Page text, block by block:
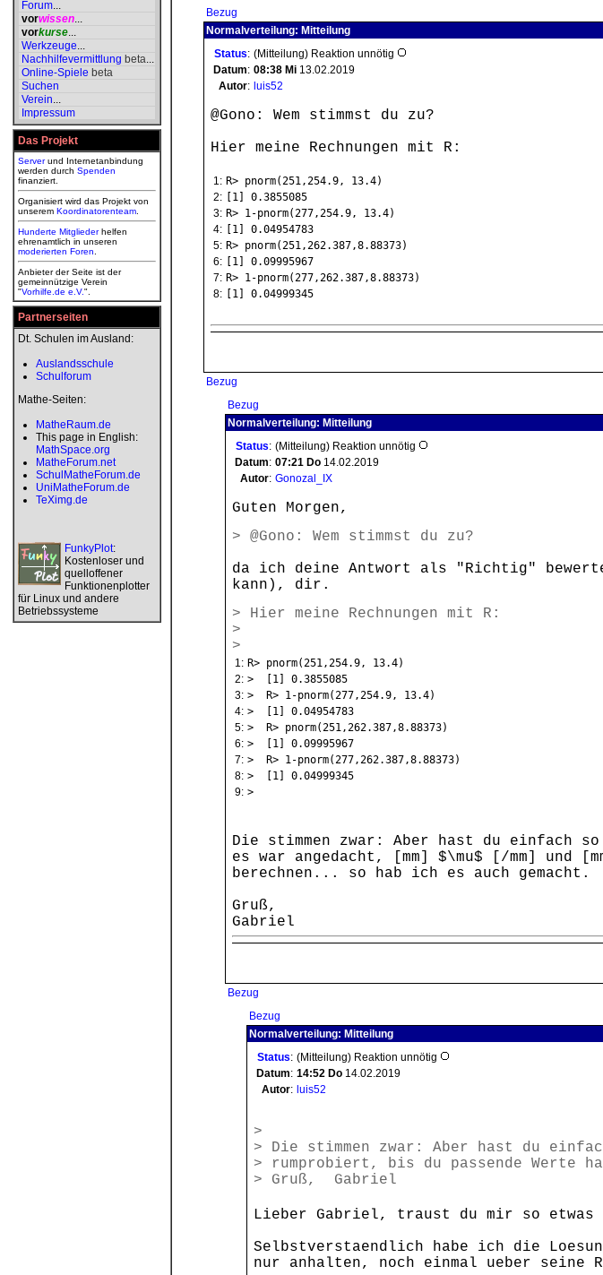
Forum...
vorwissen...
vorkurse...
Werkzeuge...
Nachhilfevermittlung beta...
Online-Spiele beta
Suchen
Verein...
Impressum
Das Projekt
Serverund Internetanbindung
werden durch Spenden
finanziert.
Organisiert wird das Projekt von
unserem Koordinatorenteam
Hunderte Mitgliederhelfen
ehrenamtlich in unseren
moderierten Foren
Anbieter der Seite ist der
gemeinnützige Verein
"Vorhilfe.de e.V.".
Partnerseiten
Dt. Schulen im Ausland:
Auslandsschule
Schulforum
Mathe-Seiten:
MatheRaum.de
This page in English:
MathSpace.org
MatheForum.net
SchulMatheForum.de
UniMatheForum.de
TeXimg.de
FunkyPlot:
Kostenloser und
quelloffener
Funktionenplotter
für Linux und andere
Betriebssysteme
Bezug
Normalverteilung: Mitteilung
Status: (Mitteilung) Reaktion unnötig
Datum: 08:38 Mi 13.02.2019
Autor: luis52
@Gono: Wem stimmst du zu?
Hier meine Rechnungen mit R:
1: R> pnorm(251,254.9, 13.4)
2:
[1] 0.3855085
3: R> 1-pnorm(277,254.9, 13.4)
4:
[1] 0.04954783
5: R> pnorm(251,262.387,8.88373)
6:
[1] 0.09995967
7: R> 1-pnorm(277,262.387,8.88373)
8:
[1] 0.04999345
Bezug
Bezug
Normalverteilung: Mitteilung
Status: (Mitteilung) Reaktion unnötig
Datum: 07:21 Do 14.02.2019
Autor: Gonozal_IX
Guten Morgen,
> @Gono: Wem stimmst du zu?
da ich deine Antwort als "Richtig"
kann), dir.
> Hier meine Rechnungen mit R:
>
>
1: R> pnorm(251,254.9, 13.4)
2: > [1] 0.3855085
3: > R> 1-pnorm(277,254.9, 13.4)
4: > [1] 0.04954783
5: > R> pnorm(251,262.387,8.88373)
6: > [1] 0.09995967
7: > R> 1-pnorm(277,262.387,8.88373)
8: > [1] 0.04999345
9: >
Die stimmen zwar: Aber hast du einfach
es war angedacht, [mm] $\mu$ [/mm] und
berechnen... so hab ich es auch gemacht.
Gruß,
Gabriel
Bezug
Bezug
Normalverteilung: Mitteilung
Status: (Mitteilung) Reaktion unnötig
Datum: 14:52 Do 14.02.2019
Autor: luis52
>
> Die stimmen zwar: Aber hast du
> rumprobiert, bis du passende Werte
> Gruß, Gabriel
Lieber Gabriel, traust du mir so etwas
Selbstverstaendlich habe ich die
nur anhalten, noch einmal ueber seine